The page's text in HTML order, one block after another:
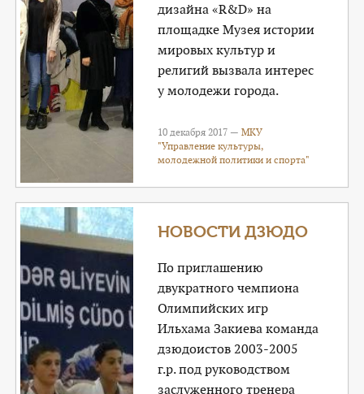
дизайна «R&D» на
площадке Музея истории
мировых культур и
религий вызвала интерес
у молодежи города.
10 декабря 2017 —МКУ
"Управление культуры,
молодежной политики и спорта"
НОВОСТИ ДЗЮДО
По приглашению
двукратного чемпиона
Олимпийских игр
Ильхама Закиева команда
дзюдоистов 2003-2005
г.р. под руководством
заслуженного тренера